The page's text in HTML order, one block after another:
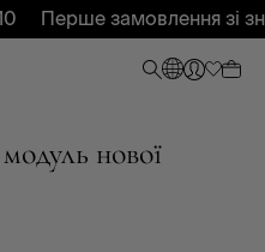
Перше замовлення зі
нової